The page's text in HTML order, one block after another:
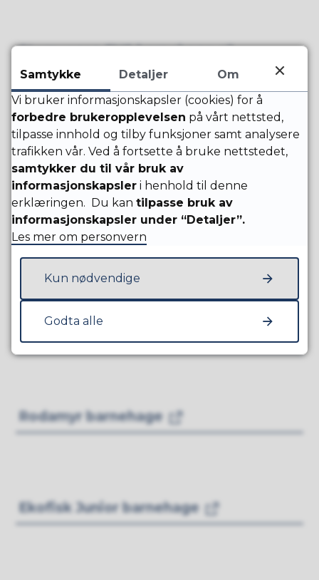
Stemvegen FUS barnehage
The Childrens House
Hammaren barnehage
Læringsverkstedet Jåsund
barnehage
Rodamyr barnehage
Ekofisk Junior barnehage
Samtykke Detaljer
Om
Vi bruker informasjonskapsler (cookies) for å
forbedre brukeropplevelsen på vårt nettsted,
tilpasse innhold og tilby funksjoner samt analysere
trafikken vår. Ved å fortsette å bruke nettstedet,
samtykker du til vår bruk av
informasjonskapsler i henhold til denne
erklæringen. Du kan tilpasse bruk av
informasjonskapsler under “Detaljer”.
Les mer om personvern
Kun nødvendige
Godta alle